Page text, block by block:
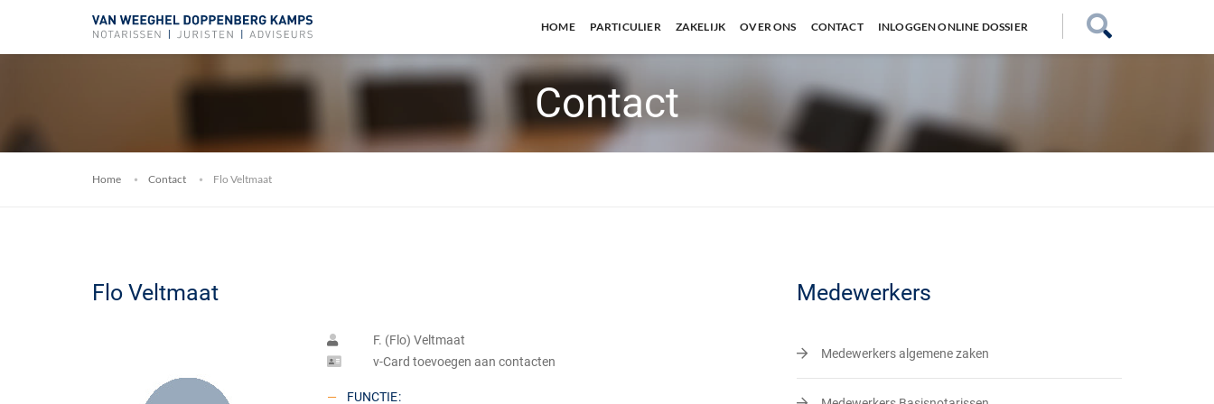
HOME PARTICULIER ZAKELIJK OVER ONS CONTACT INLOGGEN ONLINE DOSSIER
Contact
Home Contact Flo Veltmaat
Flo Veltmaat
F. (Flo) Veltmaat
v-Card toevoegen aan contacten
FUNCTIE:
Medewerkers
Medewerkers algemene zaken